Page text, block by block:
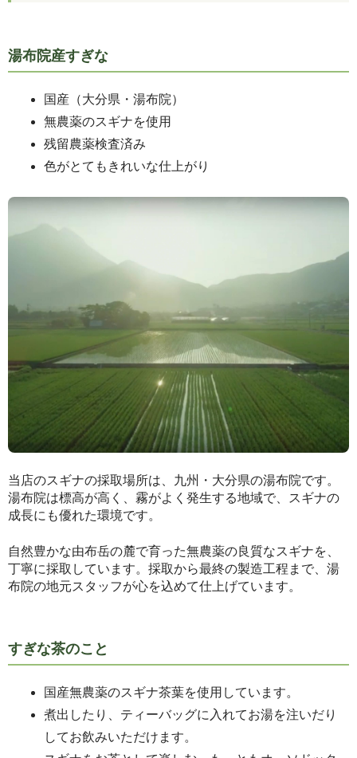
湯布院産すぎな
国産（大分県・湯布院）
無農薬のスギナを使用
残留農薬検査済み
色がとてもきれいな仕上がり
当店のスギナの採取場所は、九州・大分県の湯布院です。
湯布院は標高が高く、霧がよく発生する地域で、スギナの
成長にも優れた環境です。
自然豊かな由布岳の麓で育った無農薬の良質なスギナを、
丁寧に採取しています。採取から最終の製造工程まで、湯
布院の地元スタッフが心を込めて仕上げています。
すぎな茶のこと
国産無農薬のスギナ茶葉を使用しています。
煮出したり、ティーバッグに入れてお湯を注いだり
してお飲みいただけます。